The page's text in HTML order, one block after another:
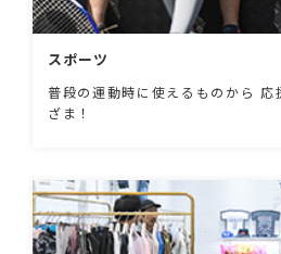
スポーツ
普段の運動時に使えるものから 応
ざま！